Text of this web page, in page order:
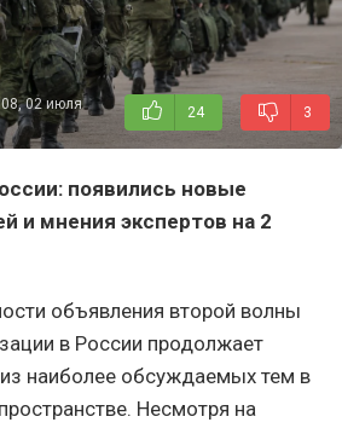
02 июля
24 3
появились новые
и мнения экспертов на 2
объявления второй волны
в России продолжает
наиболее обсуждаемых тем в
Несмотря на